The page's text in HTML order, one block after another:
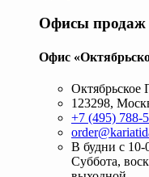
Офисы продаж
Офис
Октябрьское
123298,
+7 (495) 788-
В будни с 10-
Суббота,